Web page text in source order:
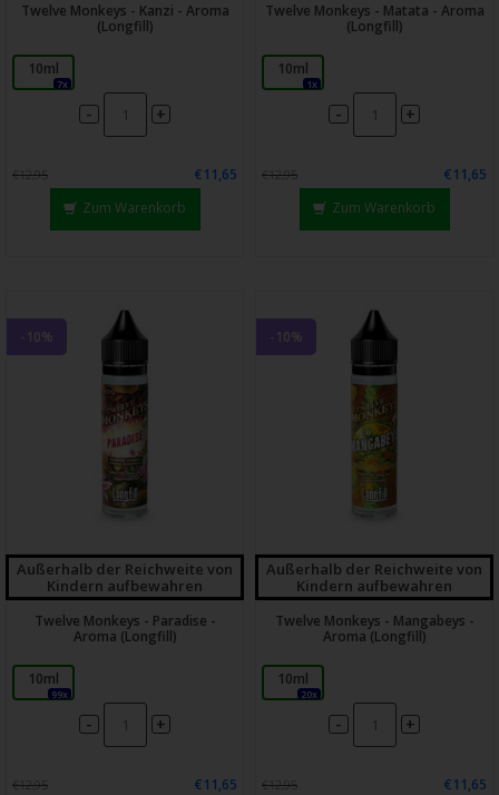
Twelve Monkeys - Kanzi - Aroma
(Longfill)
10ml
7x
- +
€12,95
€11,65
Zum Warenkorb
Twelve Monkeys - Matata - Aroma
(Longfill)
10ml
1x
- +
€12,95
€11,65
Zum Warenkorb
-10%
Außerhalb der Reichweite von
Kindern aufbewahren
Twelve Monkeys - Paradise -
Aroma (Longfill)
10ml
99x
- +
€12,95
€11,65
-10%
Außerhalb der Reichweite von
Kindern aufbewahren
Twelve Monkeys - Mangabeys -
Aroma (Longfill)
10ml
20x
- +
€12,95
€11,65